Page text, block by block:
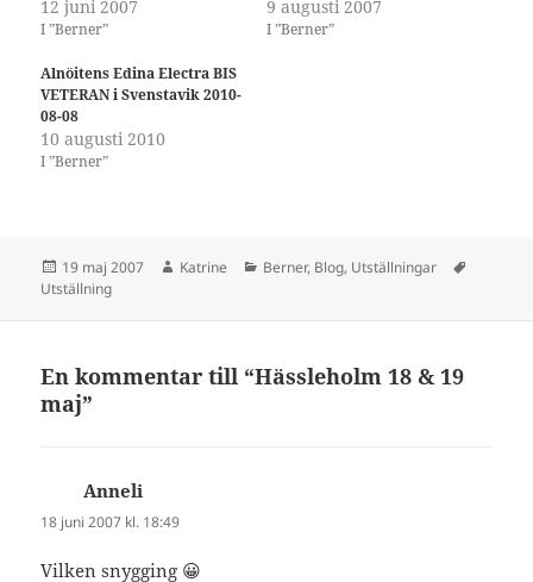
12 juni 2007
I ”Berner”
9 augusti 2007
I ”Berner”
Alnöitens Edina Electra BIS
VETERAN i Svenstavik 2010-
08-08
10 augusti 2010
I ”Berner”
Postat
19 maj 2007 Författare
Katrine Kategorier
Berner, Blog, Utställningar
Utställning
En kommentar till “Hässleholm 18 & 19
maj”
Anneli
18 juni 2007 kl. 18:49
Vilken snygging 😀